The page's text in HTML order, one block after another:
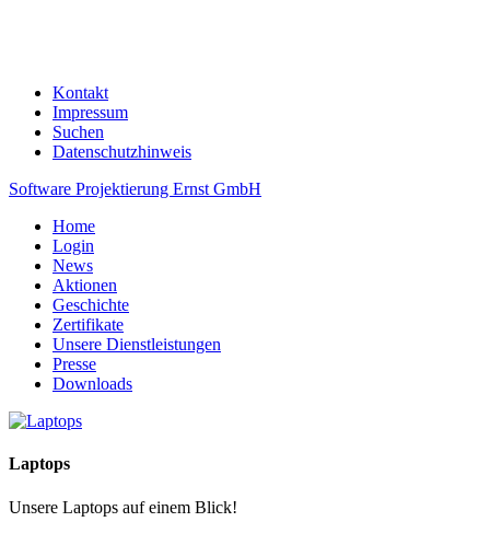
Kontakt
Impressum
Suchen
Datenschutzhinweis
Software Projektierung Ernst GmbH
Home
Login
News
Aktionen
Geschichte
Zertifikate
Unsere Dienstleistungen
Presse
Downloads
Laptops
Unsere Laptops auf einem Blick!